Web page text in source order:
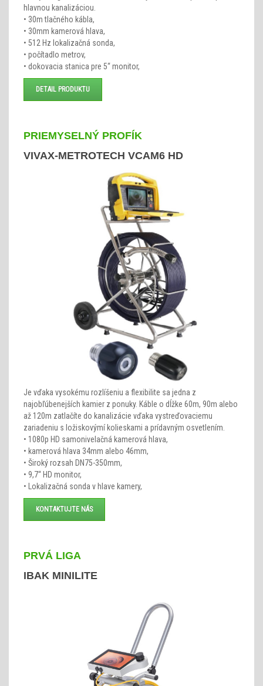
hlavnou kanalizáciou.
• 30m tlačného kábla,
• 30mm kamerová hlava,
• 512 Hz lokalizačná sonda,
• počítadlo metrov,
• dokovacia stanica pre 5“ monitor,
DETAIL PRODUKTU
PRIEMYSELNÝ PROFÍK
VIVAX-METROTECH VCAM6 HD
Je vďaka vysokému rozlíšeniu a flexibilite sa jedna z
najobľúbenejších kamier z ponuky. Káble o dĺžke 60m, 90m alebo
až 120m zatlačíte do kanalizácie vďaka vystreďovaciemu
zariadeniu s ložiskovýmí kolieskami a prídavným osvetlením.
• 1080p HD samonivelačná kamerová hlava,
• kamerová hlava 34mm alebo 46mm,
• Široký rozsah DN75-350mm,
• 9,7“ HD monitor,
• Lokalizačná sonda v hlave kamery,
KONTAKTUJTE NÁS
PRVÁ LIGA
IBAK MINILITE